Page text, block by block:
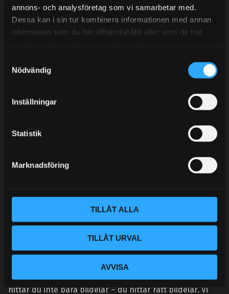
annons- och analysföretag som vi samarbetar med.
Dessa kan i sin tur kombinera informationen med annan
information som du har tillhandahållit eller som de har
Nödvändig
Inställningar
Statistik
Marknadsföring
TILLÅT ALLA
TILLÅT URVAL
AVVISA
KUNSKAPSCENTER
KUNDTJÄNST
Vi lever och andas prestanda. Hos Street Performance
hittar du inte bara bildelar – du hittar rätt bildelar. Vi